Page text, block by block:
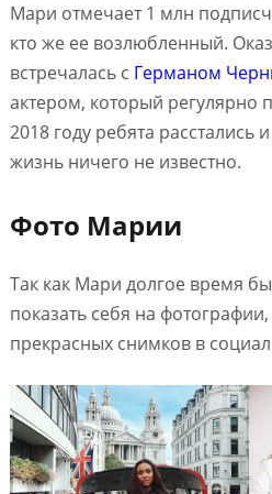
Мари отмечает 1 млн
кто же ее возлюбленный.
встречалась с Германом
актером, который регулярно
2018 году ребята расстались
жизнь ничего не известно.
Фото Марии
Так как Мари долгое время
показать себя на
прекрасных снимков в